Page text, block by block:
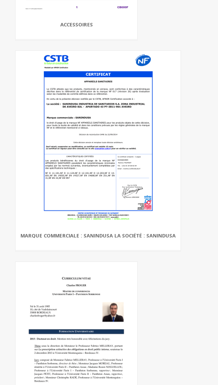
ACCESSOIRES
MARQUE COMMERCIALE : SANINDUSA LA SOCIÉTÉ : SANINDUSA